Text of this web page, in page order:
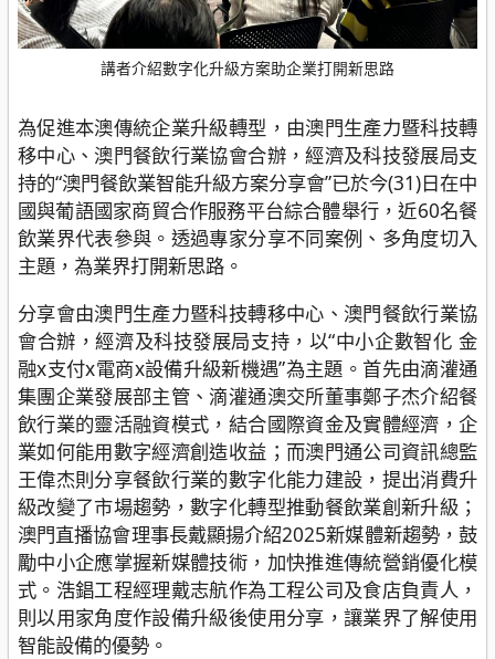
講者介紹數字化升級方案助企業打開新思路
為促進本澳傳統企業升級轉型，由澳門生產力暨科技轉
移中心、澳門餐飲行業協會合辦，經濟及科技發展局支
持的“澳門餐飲業智能升級方案分享會”已於今(31)日在中
國與葡語國家商貿合作服務平台綜合體舉行，近60名餐
飲業界代表參與。透過專家分享不同案例、多角度切入
主題，為業界打開新思路。
分享會由澳門生產力暨科技轉移中心、澳門餐飲行業協
會合辦，經濟及科技發展局支持，以“中小企數智化 金
融x支付x電商x設備升級新機遇”為主題。首先由滴灌通
集團企業發展部主管、滴灌通澳交所董事鄭子杰介紹餐
飲行業的靈活融資模式，結合國際資金及實體經濟，企
業如何能用數字經濟創造收益；而澳門通公司資訊總監
王偉杰則分享餐飲行業的數字化能力建設，提出消費升
級改變了市場趨勢，數字化轉型推動餐飲業創新升級；
澳門直播協會理事長戴顯揚介紹2025新媒體新趨勢，鼓
勵中小企應掌握新媒體技術，加快推進傳統營銷優化模
式。浩錩工程經理戴志航作為工程公司及食店負責人，
則以用家角度作設備升級後使用分享，讓業界了解使用
智能設備的優勢。